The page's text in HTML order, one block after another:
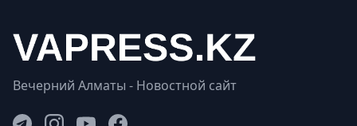
Вечерний Алматы - Новостной сайт